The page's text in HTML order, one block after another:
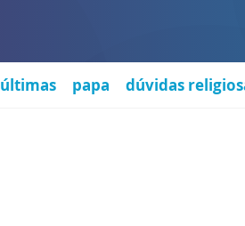
últimas papa dúvidas